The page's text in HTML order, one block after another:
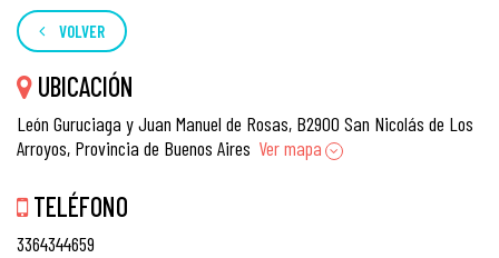
VOLVER
UBICACIÓN
León Guruciaga y Juan Manuel de Rosas, B2900 San Nicolás de Los
Arroyos, Provincia de Buenos Aires Ver mapa
TELÉFONO
3364344659